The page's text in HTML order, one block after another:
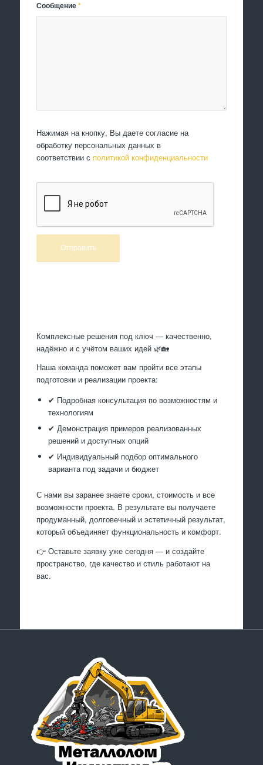
Сообщение*
Нажимая на кнопку, Вы даете согласие на
обработку персональных данных в
соответствии с политикой конфиденциальности
Комплексные решения под ключ — качественно,
надёжно и с учётом ваших идей 🌿🏡
Наша команда поможет вам пройти все этапы
подготовки и реализации проекта:
✔ Подробная консультация по возможностям и
технологиям
✔ Демонстрация примеров реализованных
решений и доступных опций
✔ Индивидуальный подбор оптимального
варианта под задачи и бюджет
С нами вы заранее знаете сроки, стоимость и все
возможности проекта. В результате вы получаете
продуманный, долговечный и эстетичный результат,
который объединяет функциональность и комфорт.
👉 Оставьте заявку уже сегодня — и создайте
пространство, где качество и стиль работают на
вас.